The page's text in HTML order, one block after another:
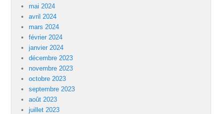
mai 2024
avril 2024
mars 2024
février 2024
janvier 2024
décembre 2023
novembre 2023
octobre 2023
septembre 2023
août 2023
juillet 2023